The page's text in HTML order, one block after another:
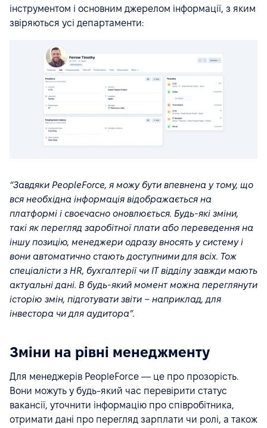
інструментом і основним джерелом інформації, з яким
звіряються усі департаменти:
“Завдяки PeopleForce, я можу бути впевнена у тому, що
вся необхідна інформація відображається на
платформі і своєчасно оновлюється. Будь-які зміни,
такі як перегляд заробітної плати або переведення на
іншу позицію, менеджери одразу вносять у систему і
вони автоматично стають доступними для всіх. Тож
спеціалісти з HR, бухгалтерії чи IT відділу завжди мають
актуальні дані. В будь-який момент можна переглянути
історію змін, підготувати звіти – наприклад, для
інвестора чи для аудитора”.
Зміни на рівні менеджменту
Для менеджерів PeopleForce — це про прозорість.
Вони можуть у будь-який час перевірити статус
вакансії, уточнити інформацію про співробітника,
отримати дані про перегляд зарплати чи ролі, а також